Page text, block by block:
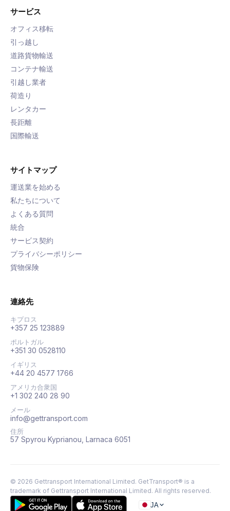
サービス
オフィス移転
引っ越し
道路貨物輸送
コンテナ輸送
引越し業者
荷造り
レンタカー
長距離
国際輸送
サイトマップ
運送業を始める
私たちについて
よくある質問
統合
サービス契約
プライバシーポリシー
貨物保険
連絡先
キプロス
+357 25 123889
ポルトガル
+351 30 0528110
イギリス
+44 20 4577 1766
アメリカ合衆国
+1 302 240 28 90
メール
info@gettransport.com
住所
57 Spyrou Kyprianou, Larnaca 6051
© 2026 Gettransport International Limited. GetTransport® is a
trademark of Gettransport International Limited. All rights reserved.
JA